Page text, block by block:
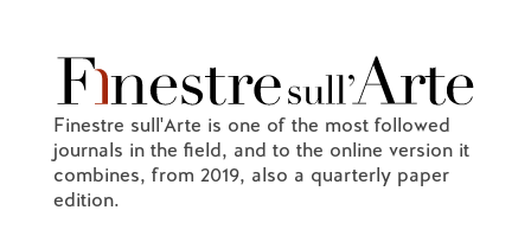
Finestre sull'Arte is one of the most followed
journals in the field, and to the online version it
combines, from 2019, also a quarterly paper
edition.